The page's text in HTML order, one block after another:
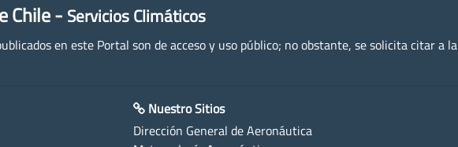
Chile - Servicios Climáticos
en este Portal son de acceso y uso público; no obstante, se solicita citar a la
Nuestro Sitios
Dirección General de Aeronáutica